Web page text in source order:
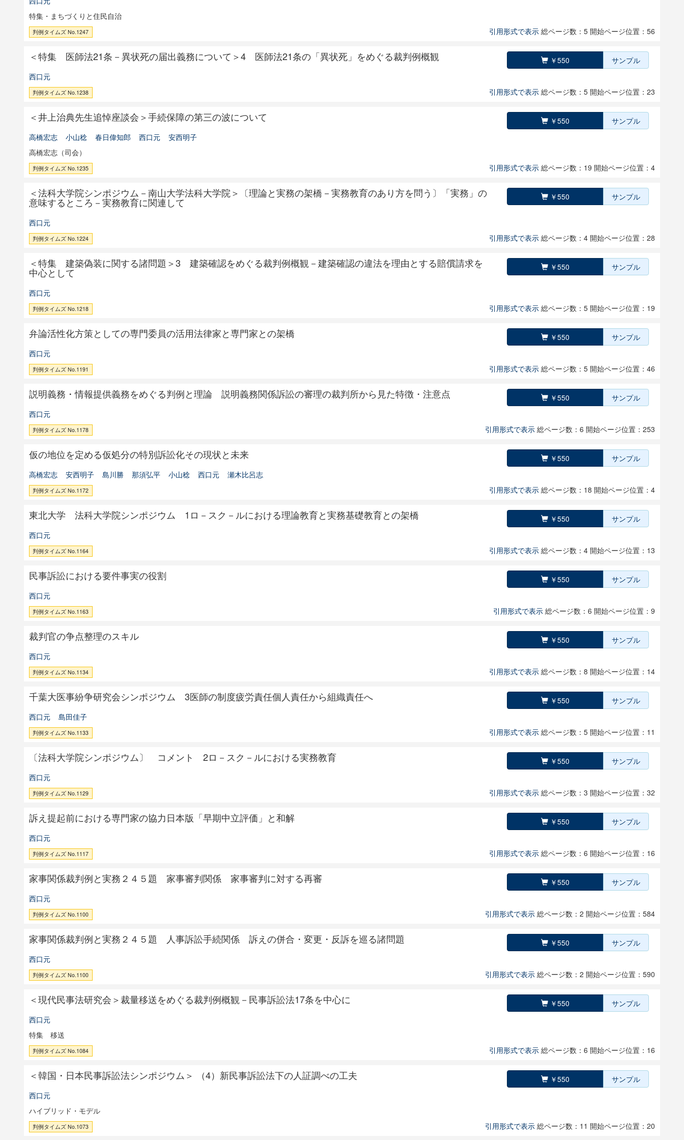
特集・まちづくりと住民自治
判例タイムズ No.1247 引用形式で表示 総ページ数：5 開始ページ位置：56
＜特集 医師法21条－異状死の届出義務について＞4 医師法21条の「異状死」をめぐる裁判例概観 ￥550
サンプル
西口元
判例タイムズ No.1238 引用形式で表示 総ページ数：5 開始ページ位置：23
＜井上治典先生追悼座談会＞手続保障の第三の波について ￥550
サンプル
高橋宏志
小山稔 春日偉知郎 西口元
安西明子
高橋宏志（司会）
判例タイムズ No.1235 引用形式で表示 総ページ数：19 開始ページ位置：4
＜法科大学院シンポジウム－南山大学法科大学院＞〔理論と実務の架橋－実務教育のあり方を問う〕「実務」の
意味するところ－実務教育に関連して ￥550 サンプル
西口元
判例タイムズ No.1224 引用形式で表示 総ページ数：4 開始ページ位置：28
＜特集 建築偽装に関する諸問題＞3 建築確認をめぐる裁判例概観－建築確認の違法を理由とする賠償請求を
中心として ￥550 サンプル
西口元
判例タイムズ No.1218 引用形式で表示 総ページ数：5 開始ページ位置：19
弁論活性化方策としての専門委員の活用法律家と専門家との架橋 ￥550
サンプル
西口元
判例タイムズ No.1191 引用形式で表示 総ページ数：5 開始ページ位置：46
説明義務・情報提供義務をめぐる判例と理論 説明義務関係訴訟の審理の裁判所から見た特徴・注意点 ￥550
サンプル
西口元
判例タイムズ No.1178 引用形式で表示 総ページ数：6 開始ページ位置：253
仮の地位を定める仮処分の特別訴訟化その現状と未来 ￥550
サンプル
高橋宏志
安西明子 島川勝 那須弘平 小山稔 西口元 瀬木比呂志
判例タイムズ No.1172 引用形式で表示 総ページ数：18 開始ページ位置：4
東北大学 法科大学院シンポジウム 1ロ－スク－ルにおける理論教育と実務基礎教育との架橋 ￥550
サンプル
西口元
判例タイムズ No.1164 引用形式で表示 総ページ数：4 開始ページ位置：13
民事訴訟における要件事実の役割 ￥550
サンプル
西口元
判例タイムズ No.1163 引用形式で表示 総ページ数：6 開始ページ位置：9
裁判官の争点整理のスキル ￥550
サンプル
西口元
判例タイムズ No.1134 引用形式で表示 総ページ数：8 開始ページ位置：14
千葉大医事紛争研究会シンポジウム 3医師の制度疲労責任個人責任から組織責任へ ￥550
サンプル
西口元
島田佳子
判例タイムズ No.1133 引用形式で表示 総ページ数：5 開始ページ位置：11
〔法科大学院シンポジウム〕 コメント 2ロ－スク－ルにおける実務教育 ￥550
サンプル
西口元
判例タイムズ No.1129 引用形式で表示 総ページ数：3 開始ページ位置：32
訴え提起前における専門家の協力日本版「早期中立評価」と和解 ￥550
サンプル
西口元
判例タイムズ No.1117 引用形式で表示 総ページ数：6 開始ページ位置：16
家事関係裁判例と実務２４５題 家事審判関係 家事審判に対する再審 ￥550
サンプル
西口元
判例タイムズ No.1100 引用形式で表示 総ページ数：2 開始ページ位置：584
家事関係裁判例と実務２４５題 人事訴訟手続関係 訴えの併合・変更・反訴を巡る諸問題 ￥550
サンプル
西口元
判例タイムズ No.1100 引用形式で表示 総ページ数：2 開始ページ位置：590
＜現代民事法研究会＞裁量移送をめぐる裁判例概観－民事訴訟法17条を中心に ￥550
サンプル
西口元
特集 移送
判例タイムズ No.1084 引用形式で表示 総ページ数：6 開始ページ位置：16
＜韓国・日本民事訴訟法シンポジウム＞ （4）新民事訴訟法下の人証調べの工夫 ￥550
サンプル
西口元
ハイブリッド・モデル
判例タイムズ No.1073 引用形式で表示 総ページ数：11 開始ページ位置：20